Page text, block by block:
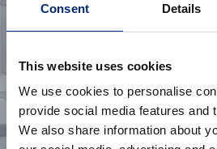
Consent Details
This website uses cookies
We use cookies to personalise
provide social media features and
We also share information about